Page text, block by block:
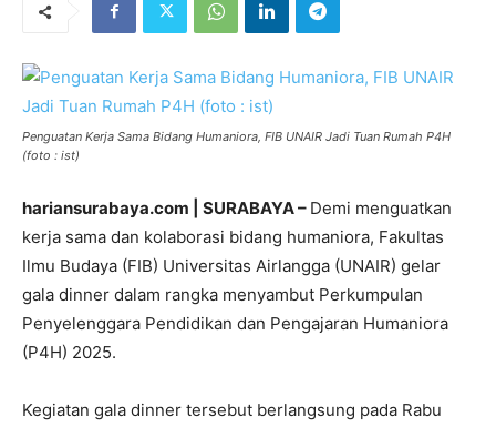
Penguatan Kerja Sama Bidang Humaniora, FIB UNAIR Jadi Tuan Rumah P4H
(foto : ist)
hariansurabaya.com | SURABAYA – Demi menguatkan
kerja sama dan kolaborasi bidang humaniora, Fakultas
Ilmu Budaya (FIB) Universitas Airlangga (UNAIR) gelar
gala dinner dalam rangka menyambut Perkumpulan
Penyelenggara Pendidikan dan Pengajaran Humaniora
(P4H) 2025.
Kegiatan gala dinner tersebut berlangsung pada Rabu